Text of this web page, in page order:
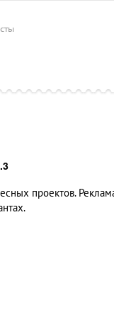
проектов.